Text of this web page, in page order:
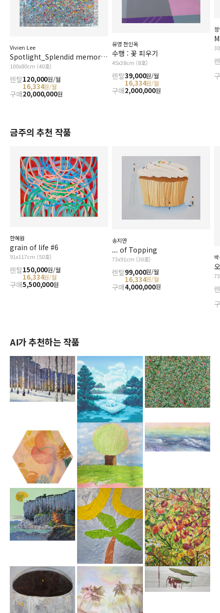
Vivien Lee
Spotlight_Splendid memories
100x80cm (40호)
렌탈120,000원/월
16,334원/월
구매20,000,000원
유영 천인옥
수행 : 꽃 피우기
45x38cm (8호)
렌탈39,000원/월
16,334원/월
구매2,000,000원
금주의 추천 작품
한혜원
grain of life #6
91x117cm (50호)
렌탈150,000원/월
16,334원/월
구매5,500,000원
송지연
... of Topping
73x91cm (30호)
렌탈99,000원/월
16,334원/월
구매4,000,000원
AI가 추천하는 작품